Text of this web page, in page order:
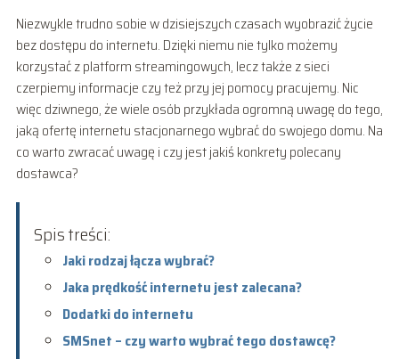
Niezwykle trudno sobie w dzisiejszych czasach wyobrazić życie
bez dostępu do internetu. Dzięki niemu nie tylko możemy
korzystać z platform streamingowych, lecz także z sieci
czerpiemy informacje czy też przy jej pomocy pracujemy. Nic
więc dziwnego, że wiele osób przykłada ogromną uwagę do tego,
jaką ofertę internetu stacjonarnego wybrać do swojego domu. Na
co warto zwracać uwagę i czy jest jakiś konkrety polecany
dostawca?
Spis treści:
Jaki rodzaj łącza wybrać?
Jaka prędkość internetu jest zalecana?
Dodatki do internetu
SMSnet – czy warto wybrać tego dostawcę?